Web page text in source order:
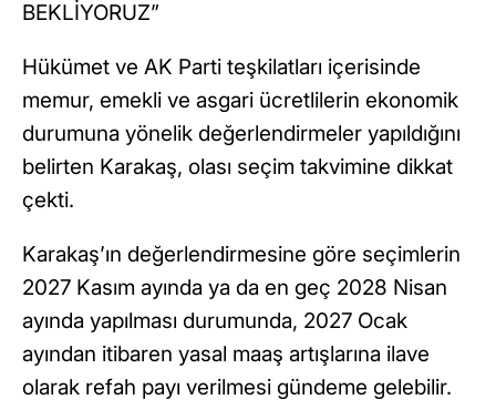
BEKLİYORUZ”
Hükümet ve AK Parti teşkilatları içerisinde
memur, emekli ve asgari ücretlilerin ekonomik
durumuna yönelik değerlendirmeler yapıldığını
belirten Karakaş, olası seçim takvimine dikkat
çekti.
Karakaş’ın değerlendirmesine göre seçimlerin
2027 Kasım ayında ya da en geç 2028 Nisan
ayında yapılması durumunda, 2027 Ocak
ayından itibaren yasal maaş artışlarına ilave
olarak refah payı verilmesi gündeme gelebilir.